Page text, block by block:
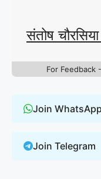
संतोष
For Feedback
Join WhatsApp
Join Telegram